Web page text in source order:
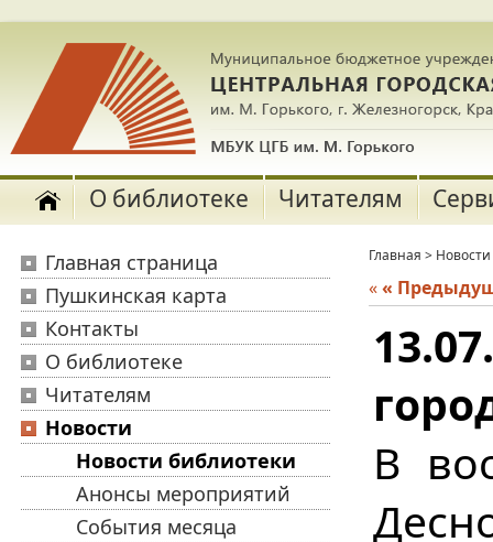
О библиотеке Читателям
Главная страница
Пушкинская карта
Контакты
О библиотеке
Читателям
Новости
Новости библиотеки
Анонсы мероприятий
События месяца
Главная > Новости
««
В